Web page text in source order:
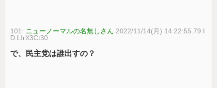
101: ニューノーマルの名無しさん 2022/11/14(月) 14:22:55.79 I
D:LIrX3Ct30
で、民主党は誰出すの？